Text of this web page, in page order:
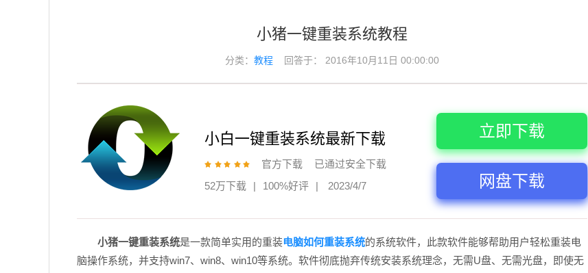
小猪一键重装系统教程
分类：教程 回答于： 2016年10月11日 00:00:00
小白一键重装系统最新下载
官方下载
已通过安全下载
52万下载
| 100%好评 | 2023/4/7
立即下载
网盘下载
小猪一键重装系统是一款简单实用的重装电脑如何重装系统的系统软件，此款软件能够帮助用户轻松重装电
脑操作系统，并支持win7、win8、win10等系统。软件彻底抛弃传统安装系统理念，无需U盘、无需光盘，即使无